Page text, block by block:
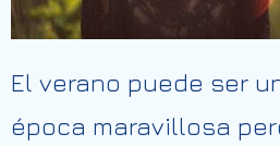
El verano puede ser
época maravillosa